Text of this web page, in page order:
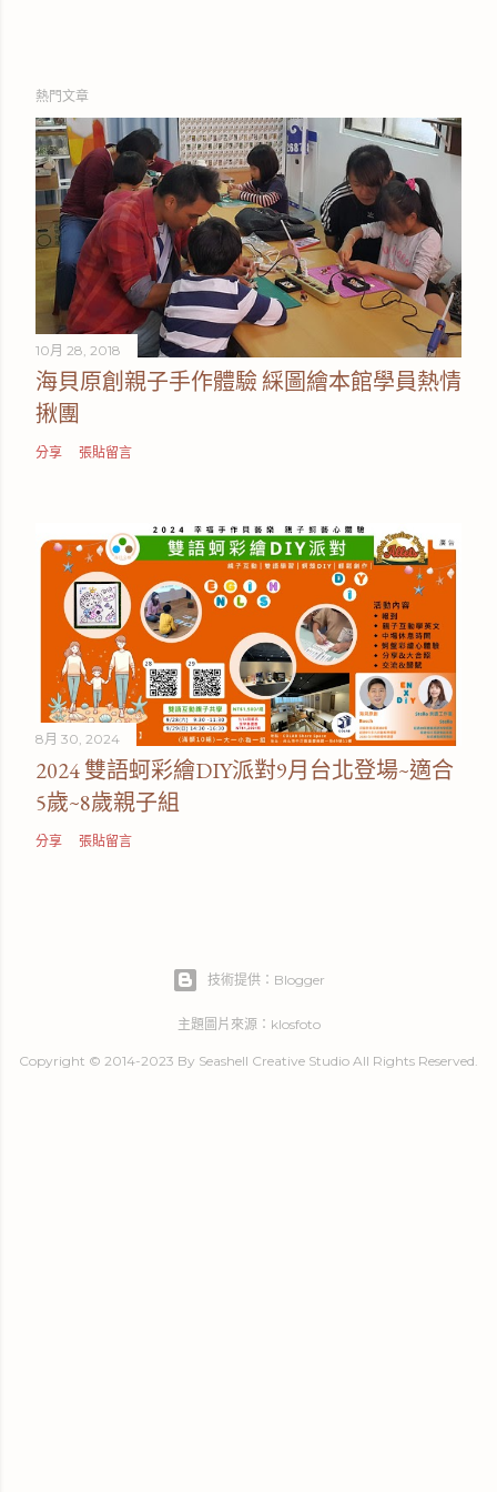
熱門文章
10月 28, 2018
海貝原創親子手作體驗 綵圖繪本館學員熱情
揪團
分享 張貼留言
8月 30, 2024
2024 雙語蚵彩繪DIY派對9月台北登場~適合
5歲~8歲親子組
分享 張貼留言
技術提供：Blogger
主題圖片來源： klosfoto
Copyright © 2014-2023 By Seashell Creative Studio All Rights Reserved.